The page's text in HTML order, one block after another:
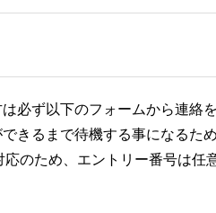
必ず以下のフォームから連絡
きるまで待機する事になるた
のため、エントリー番号は任